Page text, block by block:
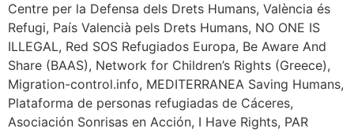
Centre per la Defensa dels Drets Humans, València és
Refugi, País Valencià pels Drets Humans, NO ONE IS
ILLEGAL, Red SOS Refugiados Europa, Be Aware And
Share (BAAS), Network for Children’s Rights (Greece),
Migration-control.info, MEDITERRANEA Saving Humans,
Plataforma de personas refugiadas de Cáceres,
Asociación Sonrisas en Acción, I Have Rights, PAR